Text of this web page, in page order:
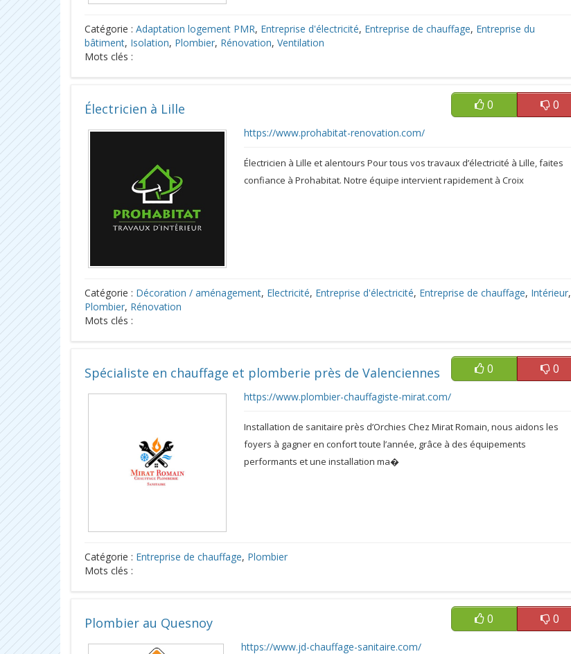
Catégorie : Adaptation logement PMR, Entreprise d'électricité, Entreprise de chauffage, Entreprise du
bâtiment, Isolation, Plombier, Rénovation, Ventilation
Mots clés :
0 0
Électricien à Lille
https://www.prohabitat-renovation.com/
Électricien à Lille et alentours Pour tous vos travaux d’électricité à Lille, faites
confiance à Prohabitat. Notre équipe intervient rapidement à Croix
Catégorie : Décoration / aménagement, Electricité, Entreprise d'électricité, Entreprise de chauffage, Intérieur,
Plombier, Rénovation
Mots clés :
0 0
Spécialiste en chauffage et plomberie près de Valenciennes
https://www.plombier-chauffagiste-mirat.com/
Installation de sanitaire près d’Orchies Chez Mirat Romain, nous aidons les
foyers à gagner en confort toute l’année, grâce à des équipements
performants et une installation ma�
Catégorie : Entreprise de chauffage, Plombier
Mots clés :
0 0
Plombier au Quesnoy
https://www.jd-chauffage-sanitaire.com/